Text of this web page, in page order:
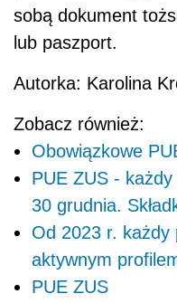
sobą dokument
lub paszport.
Autorka: Karolina
Zobacz również:
Obowiązkowe
PUE ZUS -
30 grudnia.
Od 2023 r. każdy
aktywnym
PUE ZUS